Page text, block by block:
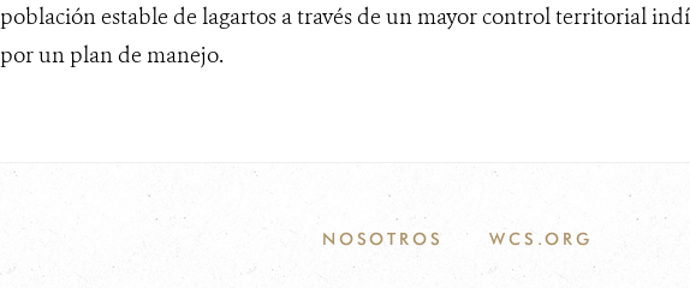
población estable de lagartos a través de un mayor control territorial
por un plan de manejo.
NOSOTROS WCS.ORG